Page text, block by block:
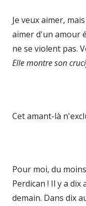
Je veux aimer,
aimer d'un amour
ne se violent pas.
Elle montre son
Cet amant-là
Pour moi, du
Perdican ! Il y a
demain. Dans dix